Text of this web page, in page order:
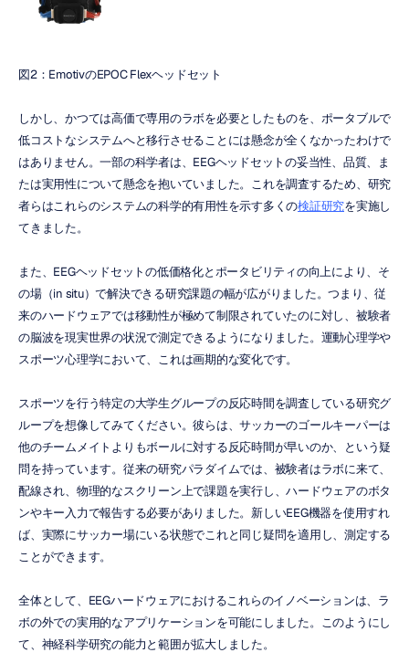
図2：EmotivのEPOC Flexヘッドセット
しかし、かつては高価で専用のラボを必要としたものを、ポータブルで
低コストなシステムへと移行させることには懸念が全くなかったわけで
はありません。一部の科学者は、EEGヘッドセットの妥当性、品質、ま
たは実用性について懸念を抱いていました。これを調査するため、研究
者らはこれらのシステムの科学的有用性を示す多くの検証研究を実施し
てきました。
また、EEGヘッドセットの低価格化とポータビリティの向上により、そ
の場（in situ）で解決できる研究課題の幅が広がりました。つまり、従
来のハードウェアでは移動性が極めて制限されていたのに対し、被験者
の脳波を現実世界の状況で測定できるようになりました。運動心理学や
スポーツ心理学において、これは画期的な変化です。
スポーツを行う特定の大学生グループの反応時間を調査している研究グ
ループを想像してみてください。彼らは、サッカーのゴールキーパーは
他のチームメイトよりもボールに対する反応時間が早いのか、という疑
問を持っています。従来の研究パラダイムでは、被験者はラボに来て、
配線され、物理的なスクリーン上で課題を実行し、ハードウェアのボタ
ンやキー入力で報告する必要がありました。新しいEEG機器を使用すれ
ば、実際にサッカー場にいる状態でこれと同じ疑問を適用し、測定する
ことができます。
全体として、EEGハードウェアにおけるこれらのイノベーションは、ラ
ボの外での実用的なアプリケーションを可能にしました。このようにし
て、神経科学研究の能力と範囲が拡大しました。